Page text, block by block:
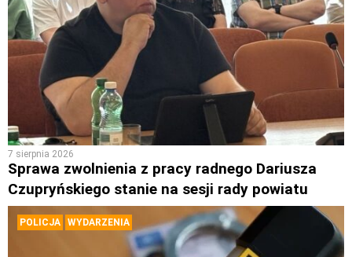
7 sierpnia 2026
Sprawa zwolnienia z pracy radnego Dariusza
Czupryńskiego stanie na sesji rady powiatu
POLICJA WYDARZENIA